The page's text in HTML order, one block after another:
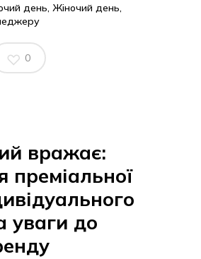
день, Жіночий день,
0
вражає:
преміальної
уваги до